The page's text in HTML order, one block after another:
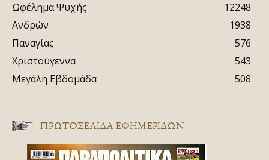
Ωφέλημα Ψυχής
12248
Ανδρών
1938
Παναγίας
576
Χριστούγεννα
543
Μεγάλη Εβδομάδα
508
ΠΡΩΤΟΣΈΛΙΔΑ ΕΦΗΜΕΡΊΔΩΝ